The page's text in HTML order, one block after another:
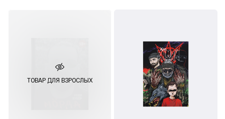
ТОВАР ДЛЯ ВЗРОСЛЫХ